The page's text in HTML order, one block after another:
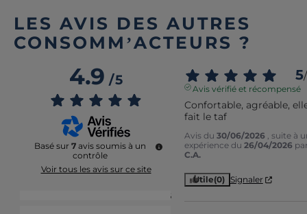
LES AVIS DES AUTRES
CONSOMM’ACTEURS ?
4.9/5
Basé sur 7 avis soumis à un
contrôle
Voir tous les avis sur ce site
6
5/
Avis vérifié et récompensé
Confortable, agréable,
fait le taf
Avis du 30/06/2026 , suite à
expérience du 26/04/2026
C.A.
Utile(0) Signaler